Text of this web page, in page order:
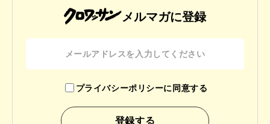
メルマガに登録
プライバシーポリシーに同意する